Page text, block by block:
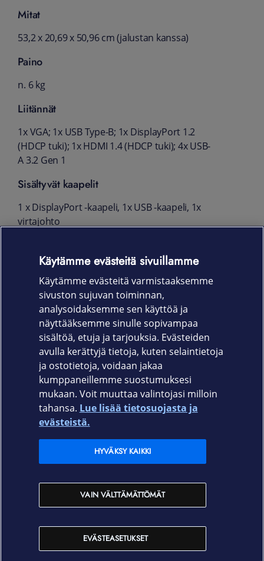
Mitat
53,2 x 20,69 x 50,96 cm (jalustan kanssa)
Paino
n. 6 kg
Liitännät
1x VGA; 1x USB Type-B; 1x DisplayPort 1.2
(HDCP tuki); 1x HDMI 1.4 (HDCP tuki); 4x USB-
A 3.2 Gen 1
Sisältyvät kaapelit
1 x DisplayPort -kaapeli, 1x USB -kaapeli, 1x
virtajohto
Korkeus, nivel (kierto), kääntöalusta,
kaltevuus
Takuu
36 kk valmistajan takuu
Elisa.fi
Elisan myymälät
Käytämme evästeitä sivuillamme
Käytämme evästeitä varmistaaksemme
sivuston sujuvan toiminnan,
analysoidaksemme sen käyttöä ja
näyttääksemme sinulle sopivampaa
sisältöä, etuja ja tarjouksia. Evästeiden
avulla kerättyjä tietoja, kuten selaintietoja
ja ostotietoja, voidaan jakaa
kumppaneillemme suostumuksesi
mukaan. Voit muuttaa valintojasi milloin
tahansa. Lue lisää tietosuojasta ja
evästeistä.
EVÄSTEASETUKSET
VAIN VÄLTTÄMÄTTÖMÄT
HYVÄKSY KAIKKI